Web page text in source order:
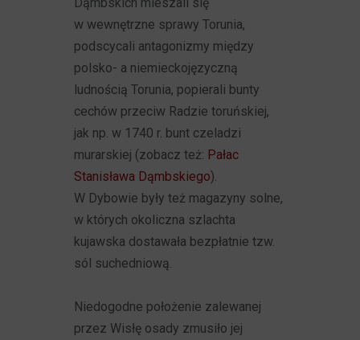
w wewnętrzne sprawy Torunia,
podscycali antagonizmy między
polsko- a niemieckojęzyczną
ludnością Torunia, popierali bunty
cechów przeciw Radzie toruńskiej,
jak np. w 1740 r. bunt czeladzi
murarskiej (zobacz też: Pałac
Stanisława Dąmbskiego).
W Dybowie były też magazyny solne,
w których okoliczna szlachta
kujawska dostawała bezpłatnie tzw.
sól suchedniową.
Niedogodne położenie zalewanej
przez Wisłę osady zmusiło jej